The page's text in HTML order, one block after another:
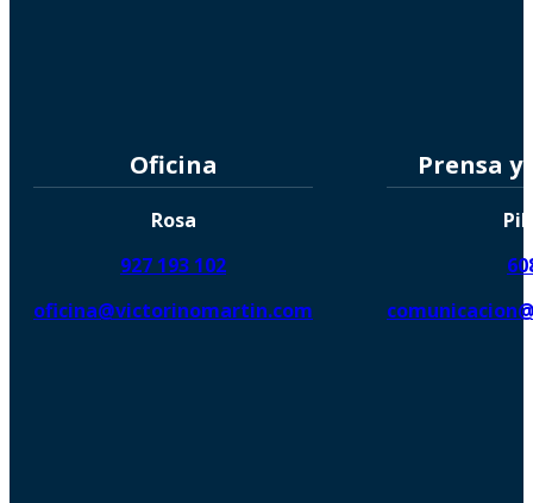
Oficina
Rosa
927 193 102
oficina@victorinomartin.com
Prensa